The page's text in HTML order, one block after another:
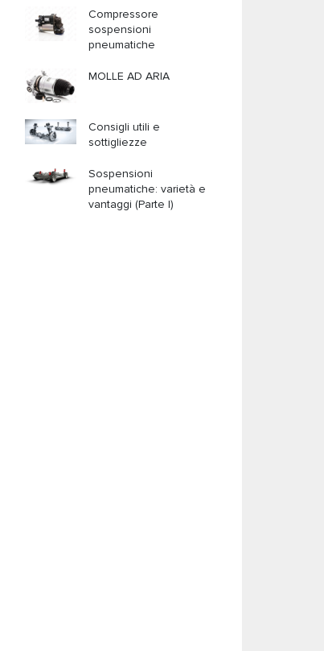
Compressore
sospensioni
pneumatiche
MOLLE AD ARIA
Consigli utili e
sottigliezze
Sospensioni
pneumatiche: varietà e
vantaggi (Parte I)